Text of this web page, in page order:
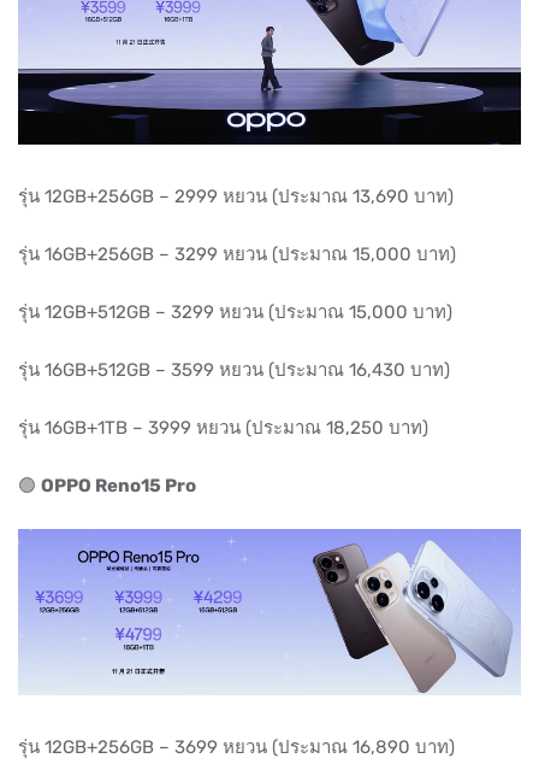
รุ่น 12GB+256GB – 2999 หยวน (ประมาณ 13,690 บาท)
รุ่น 16GB+256GB – 3299 หยวน (ประมาณ 15,000 บาท)
รุ่น 12GB+512GB – 3299 หยวน (ประมาณ 15,000 บาท)
รุ่น 16GB+512GB – 3599 หยวน (ประมาณ 16,430 บาท)
รุ่น 16GB+1TB – 3999 หยวน (ประมาณ 18,250 บาท)
🟢 OPPO Reno15 Pro
รุ่น 12GB+256GB – 3699 หยวน (ประมาณ 16,890 บาท)